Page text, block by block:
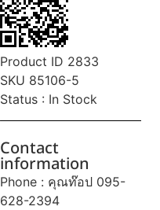
Product ID 2833
SKU 85106-5
Status : In Stock
Contact
information
Phone : คุณท๊อป 095-
628-2394